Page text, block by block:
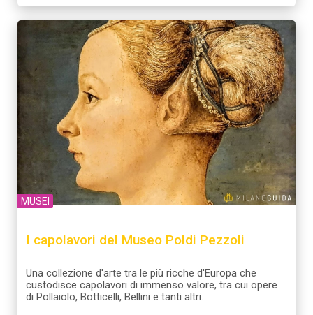
MUSEI
I capolavori del Museo Poldi Pezzoli
Una collezione d'arte tra le più ricche d'Europa che
custodisce capolavori di immenso valore, tra cui opere
di Pollaiolo, Botticelli, Bellini e tanti altri.